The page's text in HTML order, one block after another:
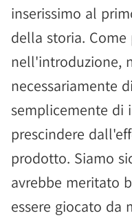
inserissimo al
della storia. Come
nell'introduzione,
necessariamente
semplicemente di
prescindere
prodotto. Siamo
avrebbe meritato
essere giocato da